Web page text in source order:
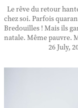
Le rêve du retour
chez soi. Parfois
Bredouilles ! Mais ils
natale. Même pauvre.
26 July,